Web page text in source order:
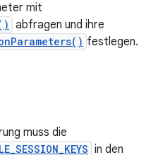
mit
abfragen und ihre
festlegen.
muss die
in den